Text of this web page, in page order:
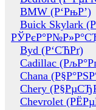
BMW (Р‘РњР’)
Buick Skylark
Byd (Р‘СЋРґ)
Cadillac
Chana
Chery
Chevrolet